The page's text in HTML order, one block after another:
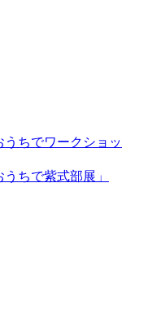
ちでワークショッ
ちで紫式部展」